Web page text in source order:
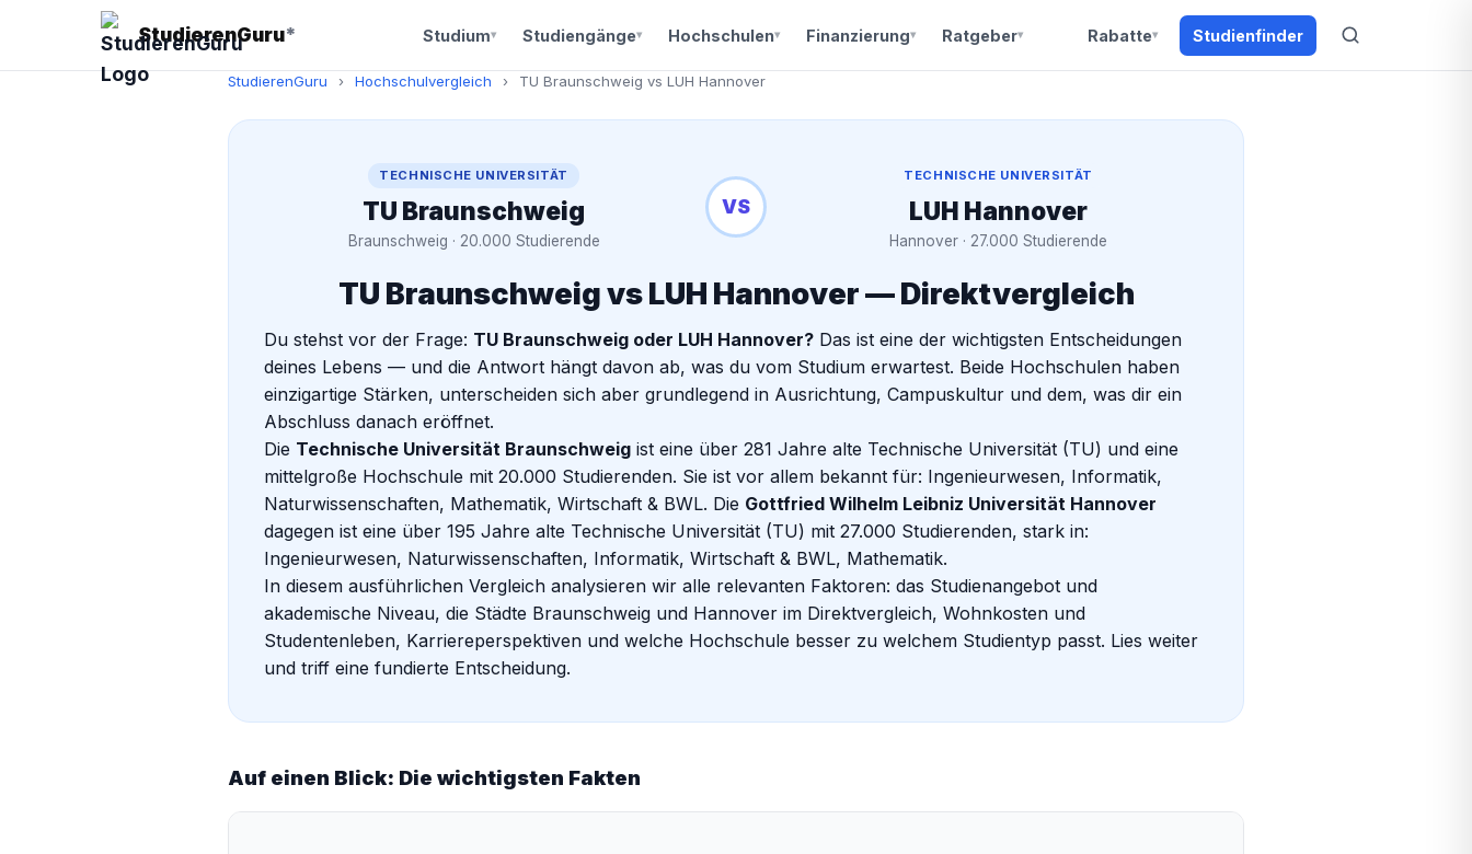
StudierenGuru* Studium Studiengänge Hochschulen Finanzierung Ratgeber Rabatte Studienfinder
StudierenGuru › Hochschulvergleich › TU Braunschweig vs LUH Hannover
TECHNISCHE UNIVERSITÄT
TU Braunschweig
Braunschweig · 20.000 Studierende
VS
TECHNISCHE UNIVERSITÄT
LUH Hannover
Hannover · 27.000 Studierende
TU Braunschweig vs LUH Hannover — Direktvergleich
Du stehst vor der Frage: TU Braunschweig oder LUH Hannover? Das ist eine der wichtigsten Entscheidungen
deines Lebens — und die Antwort hängt davon ab, was du vom Studium erwartest. Beide Hochschulen haben
einzigartige Stärken, unterscheiden sich aber grundlegend in Ausrichtung, Campuskultur und dem, was dir ein
Abschluss danach eröffnet.
Die Technische Universität Braunschweig ist eine über 281 Jahre alte Technische Universität (TU) und eine
mittelgroße Hochschule mit 20.000 Studierenden. Sie ist vor allem bekannt für: Ingenieurwesen, Informatik,
Naturwissenschaften, Mathematik, Wirtschaft & BWL. Die Gottfried Wilhelm Leibniz Universität Hannover
dagegen ist eine über 195 Jahre alte Technische Universität (TU) mit 27.000 Studierenden, stark in:
Ingenieurwesen, Naturwissenschaften, Informatik, Wirtschaft & BWL, Mathematik.
In diesem ausführlichen Vergleich analysieren wir alle relevanten Faktoren: das Studienangebot und
akademische Niveau, die Städte Braunschweig und Hannover im Direktvergleich, Wohnkosten und
Studentenleben, Karriereperspektiven und welche Hochschule besser zu welchem Studientyp passt. Lies weiter
und triff eine fundierte Entscheidung.
Auf einen Blick: Die wichtigsten Fakten